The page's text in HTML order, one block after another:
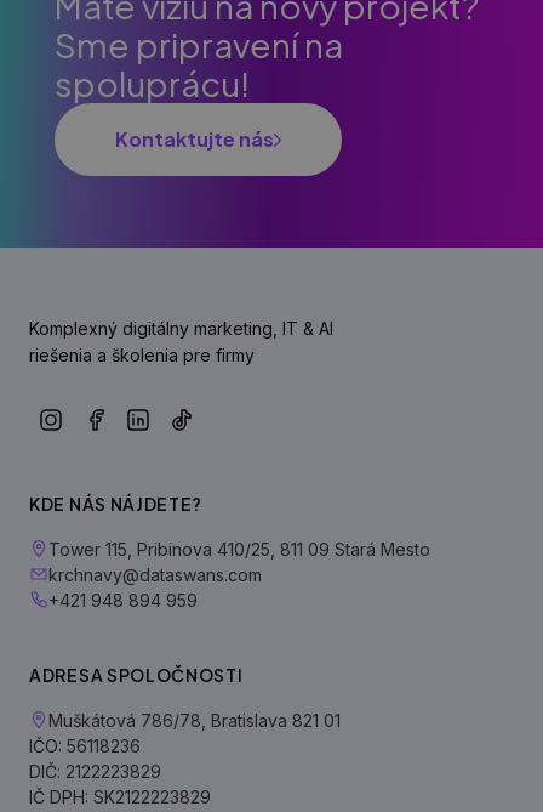
Sme pripravení na
spoluprácu!
Kontaktujte nás
Komplexný digitálny marketing, IT & AI
riešenia a školenia pre firmy
KDE NÁS NÁJDETE?
Tower 115, Pribinova 410/25, 811 09 Stará Mesto
krchnavy@dataswans.com
+421 948 894 959
ADRESA SPOLOČNOSTI
Muškátová 786/78, Bratislava 821 01
IČO: 56118236
DIČ: 2122223829
IČ DPH: SK2122223829